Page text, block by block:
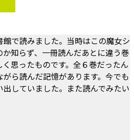
で読みました。当時はこの魔女シ
知らず、一冊読んだあとに違う巻
思ったものです。全６巻だったん
ら読んだ記憶があります。今でも
していました。また読んでみたい